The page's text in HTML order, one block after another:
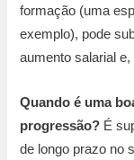
formação (uma
exemplo), pode
aumento salarial
Quando é uma
progressão? É
de longo prazo no